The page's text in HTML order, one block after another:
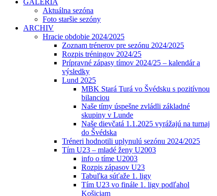
Aktuálna sezóna
Foto staršie sezóny
ARCHIV
Hracie obdobie 2024/2025
Zoznam trénerov pre sezónu 2024/2025
Rozpis tréningov 2024/25
Prípravné zápasy tímov 2024/25 – kalendár a
výsledky
Lund 2025
MBK Stará Turá vo Švédsku s pozitívnou
bilanciou
Naše tímy úspešne zvládli základné
skupiny v Lunde
Naše dievčatá 1.1.2025 vyrážajú na turnaj
do Švédska
Tréneri hodnotili uplynulú sezónu 2024/2025
Tím U23 – mladé ženy U2003
info o tíme U2003
Rozpis zápasov U23
Tabuľka súťaže 1. ligy
Tím U23 vo finále 1. ligy podľahol
Košiciam